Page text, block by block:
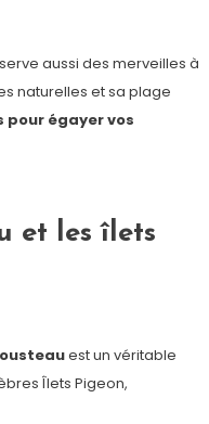
aussi des merveilles à
naturelles et sa plage
égayer vos
et les îlets
est un véritable
Îlets Pigeon,